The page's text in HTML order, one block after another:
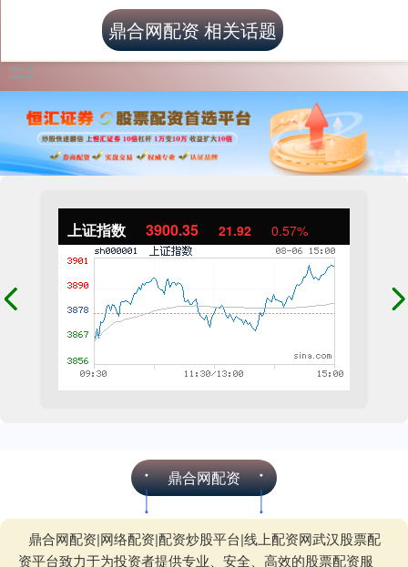
上证指数 3900.35 21.92 0.57%
鼎合网配资
鼎合网配资|网络配资|配资炒股平台|线上配资网武汉股票配
资平台致力于为投资者提供专业、安全、高效的股票配资服
鼎合网配资 相关话题